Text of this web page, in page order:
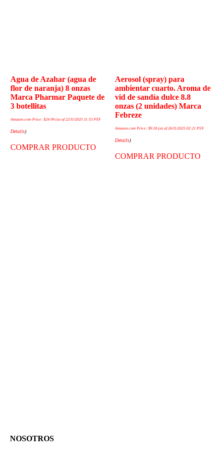
Agua de Azahar (agua de
flor de naranja) 8 onzas
Marca Pharmar Paquete de
3 botellitas
Amazon.com Price:$24.99 (as of 22/11/2025 11:53 PST-
Details)
COMPRAR PRODUCTO
Aerosol (spray) para
ambientar cuarto. Aroma de
vid de sandía dulce 8.8
onzas (2 unidades) Marca
Febreze
Amazon.com Price:$9.18 (as of 26/11/2025 02:21 PST-
Details)
COMPRAR PRODUCTO
NOSOTROS